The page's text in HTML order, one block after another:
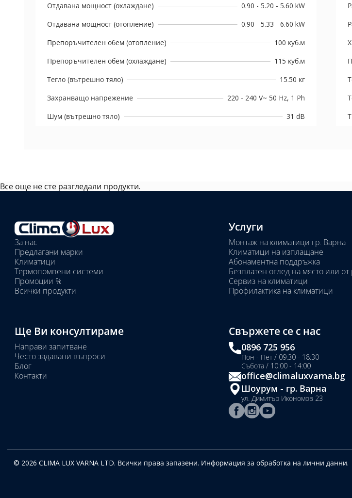
Отдавана мощност (охлаждане)
0.90 - 5.20 - 5.60 kW
Отдавана мощност (отопление)
0.90 - 5.33 - 6.60 kW
Препоръчителен обем (отопление)
100 куб.м
Препоръчителен обем (охлаждане)
115 куб.м
Тегло (вътрешно тяло)
15.50 кг
Захранващо напрежение
220 - 240 V~ 50 Hz, 1 Ph
Шум (вътрешно тяло)
31 dB
Все още не сте разгледали продукти.
Избрани
вътрешни
тела:
Избрано
тяло:
За нас
Предлагани марки
Климатици
Термопомпени системи
Промоции %
Всички продукти
Услуги
Монтаж на климатици гр. Варна
Климатици на изплащане
Абонаментна поддръжка
Безплатен оглед на място или от
Сервиз на климатици
Профилактика на климатици
Ще Ви консултираме
Направи запитване
Често задавани въпроси
Блог
Контакти
Свържете се с нас
0896 725 956
Пон - Пет / 09:30 - 18:30
Събота / 10:00 - 14:00
office@climaluxvarna.bg
Шоурум - гр. Варна
ул. Димитър Икономов 23
© 2026 CLIMA LUX VARNA LTD. Всички права запазени. Информация за обработка на лични данни.